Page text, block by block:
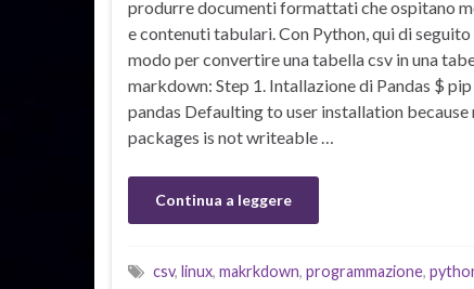
produrre documenti formattati che ospitano
e contenuti tabulari. Con Python, qui di
modo per convertire una tabella csv in una
markdown: Step 1. Intallazione di Pandas $
pandas Defaulting to user installation because
packages is not writeable …
Continua a leggere
csv, linux, makrkdown, programmazione,